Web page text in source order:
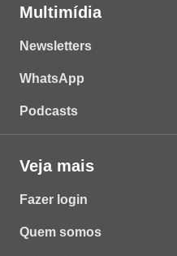
Multimídia
Newsletters
WhatsApp
Podcasts
Veja mais
Fazer login
Quem somos